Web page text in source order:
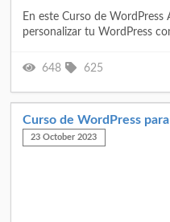
En este Curso de WordPress
personalizar tu WordPress
648 625
Curso de WordPress
23 October 2023